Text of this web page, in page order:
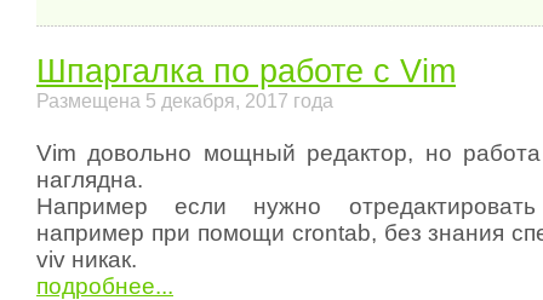
Шпаргалка по работе с Vim
Размещена 5 декабря, 2017 года
Vim довольно мощный редактор, но
наглядна.
Например если нужно
например при помощи crontab, без знания
viv никак.
подробнее...